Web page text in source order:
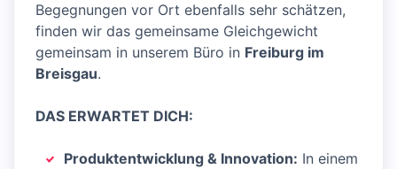
Begegnungen vor Ort ebenfalls sehr schätzen,
finden wir das gemeinsame Gleichgewicht
gemeinsam in unserem Büro in Freiburg im
Breisgau.
DAS ERWARTET DICH:
Produktentwicklung & Innovation: In einem